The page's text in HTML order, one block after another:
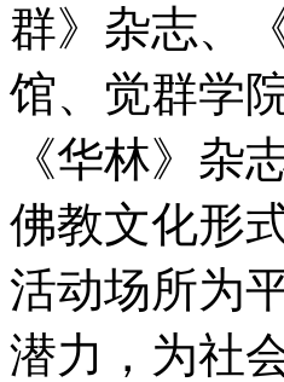
群》杂志、
馆、觉群学
《华林》杂
佛教文化形
活动场所为
潜力，为社